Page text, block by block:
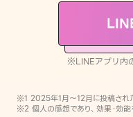
※LINEアプリ内
※1 2025年1月〜12月に投稿され
※2 個人の感想であり、効果・効